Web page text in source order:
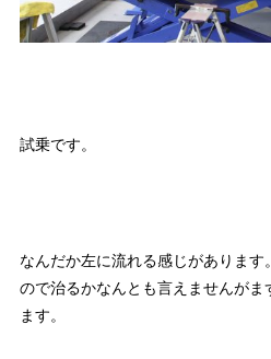
試乗です。
なんだか左に流れる感じがありま
ので治るかなんとも言えませんがま
ます。